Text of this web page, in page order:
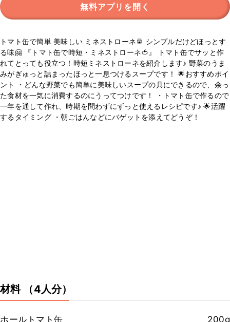
無料アプリを開く
トマト缶で簡単 美味しい ミネストローネ🥫 シンプルだけどほっとす
る味🤗 『トマト缶で時短・ミネストローネ🍅』 トマト缶でサッと作
れてとっても役立つ！時短ミネストローネを紹介します♪ 野菜のうま
みがぎゅっと詰まったほっと一息つけるスープです！ 🌟おすすめポイ
ント ・どんな野菜でも簡単に美味しいスープの具にできるので、余っ
た食材を一気に消費するのにうってつけです！ ・トマト缶で作るので
一年を通して作れ、時期を問わずにずっと使えるレシピです♪ 🌟活躍
するタイミング ・朝ごはんなどにバゲットを添えてどうぞ！
材料 （4人分）
ホールトマト缶 200g